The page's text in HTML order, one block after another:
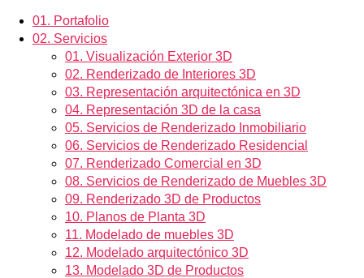
01. Portafolio
02. Servicios
01. Visualización Exterior 3D
02. Renderizado de Interiores 3D
03. Representación arquitectónica en 3D
04. Representación 3D de la casa
05. Servicios de Renderizado Inmobiliario
06. Servicios de Renderizado Residencial
07. Renderizado Comercial en 3D
08. Servicios de Renderizado de Muebles 3D
09. Renderizado 3D de Productos
10. Planos de Planta 3D
11. Modelado de muebles 3D
12. Modelado arquitectónico 3D
13. Modelado 3D de Productos